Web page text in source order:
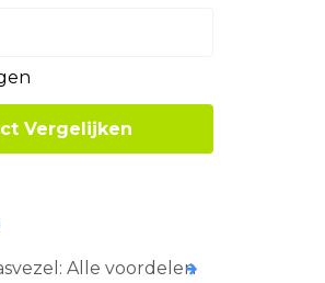
Vergelijken
Alle voordelen